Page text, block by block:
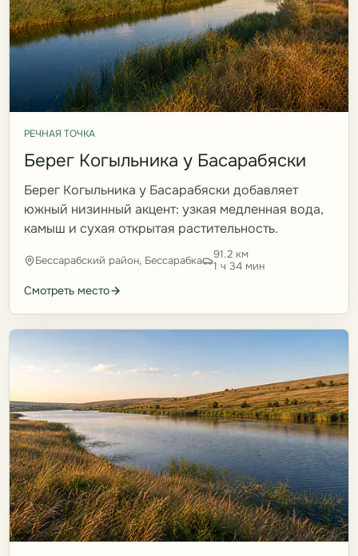
РЕЧНАЯ ТОЧКА
Берег Когыльника у Басарабяски
Берег Когыльника у Басарабяски добавляет
южный низинный акцент: узкая медленная вода,
камыш и сухая открытая растительность.
Бессарабский район, Бессарабка
91.2 км
1 ч 34 мин
Смотреть место